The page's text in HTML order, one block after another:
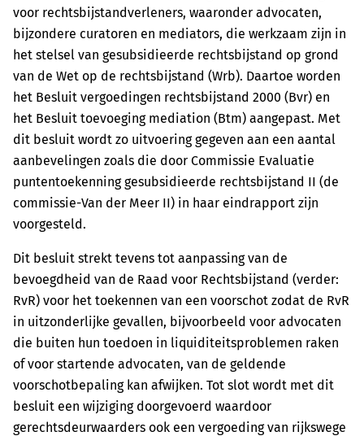
voor rechtsbijstandverleners, waaronder advocaten,
bijzondere curatoren en mediators, die werkzaam zijn in
het stelsel van gesubsidieerde rechtsbijstand op grond
van de Wet op de rechtsbijstand (Wrb). Daartoe worden
het Besluit vergoedingen rechtsbijstand 2000 (Bvr) en
het Besluit toevoeging mediation (Btm) aangepast. Met
dit besluit wordt zo uitvoering gegeven aan een aantal
aanbevelingen zoals die door Commissie Evaluatie
puntentoekenning gesubsidieerde rechtsbijstand II (de
commissie-Van der Meer II) in haar eindrapport zijn
voorgesteld.
Dit besluit strekt tevens tot aanpassing van de
bevoegdheid van de Raad voor Rechtsbijstand (verder:
RvR) voor het toekennen van een voorschot zodat de RvR
in uitzonderlijke gevallen, bijvoorbeeld voor advocaten
die buiten hun toedoen in liquiditeitsproblemen raken
of voor startende advocaten, van de geldende
voorschotbepaling kan afwijken. Tot slot wordt met dit
besluit een wijziging doorgevoerd waardoor
gerechtsdeurwaarders ook een ­vergoeding van rijkswege